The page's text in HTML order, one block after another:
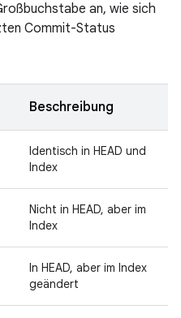
an, wie sich
Commit-Status
Beschreibung
Identisch in HEAD und
Index
Nicht in HEAD, aber im
Index
In HEAD, aber im Index
geändert